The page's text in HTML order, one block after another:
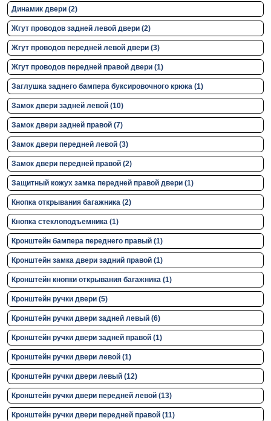
Динамик двери (2)
Жгут проводов задней левой двери (2)
Жгут проводов передней левой двери (3)
Жгут проводов передней правой двери (1)
Заглушка заднего бампера буксировочного крюка (1)
Замок двери задней левой (10)
Замок двери задней правой (7)
Замок двери передней левой (3)
Замок двери передней правой (2)
Защитный кожух замка передней правой двери (1)
Кнопка открывания багажника (2)
Кнопка стеклоподъемника (1)
Кронштейн бампера переднего правый (1)
Кронштейн замка двери задний правой (1)
Кронштейн кнопки открывания багажника (1)
Кронштейн ручки двери (5)
Кронштейн ручки двери задней левый (6)
Кронштейн ручки двери задней правой (1)
Кронштейн ручки двери левой (1)
Кронштейн ручки двери левый (12)
Кронштейн ручки двери передней левой (13)
Кронштейн ручки двери передней правой (11)